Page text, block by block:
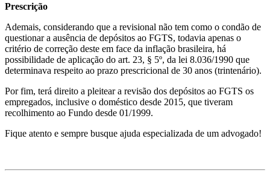
Prescrição
Ademais, considerando que a revisional não tem como o condão de
questionar a ausência de depósitos ao FGTS, todavia apenas o
critério de correção deste em face da inflação brasileira, há
possibilidade de aplicação do art. 23, § 5º, da lei 8.036/1990 que
determinava respeito ao prazo prescricional de 30 anos (trintenário).
Por fim, terá direito a pleitear a revisão dos depósitos ao FGTS os
empregados, inclusive o doméstico desde 2015, que tiveram
recolhimento ao Fundo desde 01/1999.
Fique atento e sempre busque ajuda especializada de um advogado!